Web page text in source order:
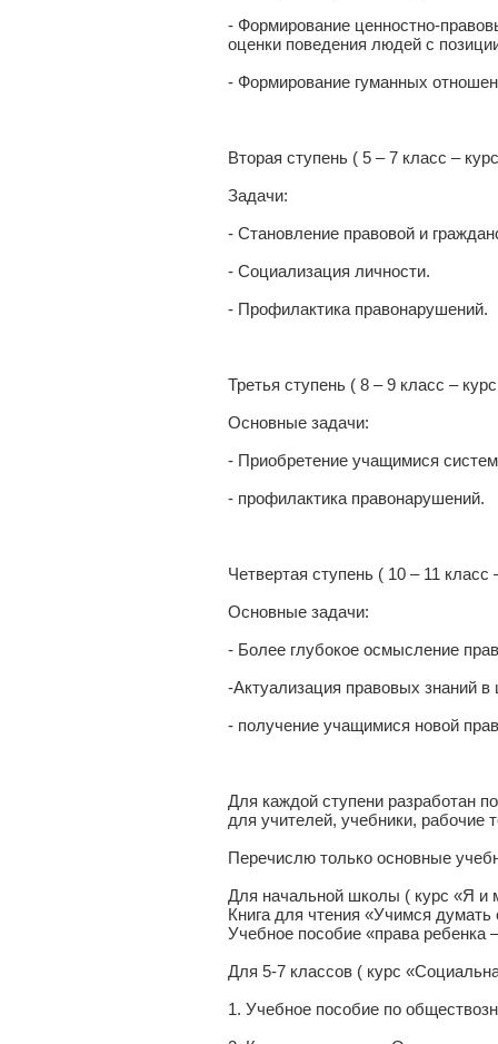
- Формирование ценностно-
оценки поведения людей с
- Формирование гуманных
Вторая ступень ( 5 – 7 класс –
Задачи:
- Становление правовой и
- Социализация личности.
- Профилактика правонарушений.
Третья ступень ( 8 – 9 класс –
Основные задачи:
- Приобретение учащимися
- профилактика правонарушений.
Четвертая ступень ( 10 – 11
Основные задачи:
- Более глубокое осмысление
-Актуализация правовых знаний
- получение учащимися новой
Для каждой ступени разработан
для учителей, учебники, рабочие
Перечислю только основные
Для начальной школы ( курс «Я и
Книга для чтения «Учимся думать
Учебное пособие «права ребенка
Для 5-7 классов ( курс
1. Учебное пособие по